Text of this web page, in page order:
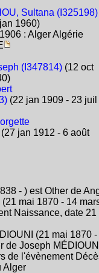
Sultana (I325198)
1960)
: Alger Algérie
(I347814)(12 oct
(22 jan 1909 - 23 juil
jan 1912 - 6 août
- ) est Other de
mai 1870 - 14
Naissance, date 21
(21 mai 1870 -
de Joseph
de l'évènement
Alger